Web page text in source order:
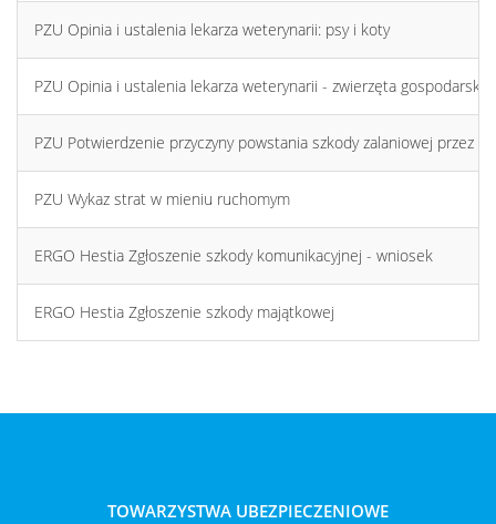
PZU Opinia i ustalenia lekarza weterynarii: psy i koty
PZU Opinia i ustalenia lekarza weterynarii - zwierzęta gospodarskie
PZU Potwierdzenie przyczyny powstania szkody zalaniowej przez
PZU Wykaz strat w mieniu ruchomym
ERGO Hestia Zgłoszenie szkody komunikacyjnej - wniosek
ERGO Hestia Zgłoszenie szkody majątkowej
TOWARZYSTWA UBEZPIECZENIOWE